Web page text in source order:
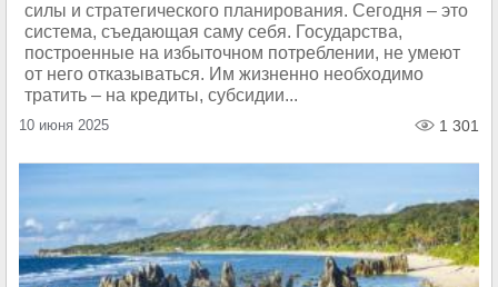
силы и стратегического планирования. Сегодня – это
система, съедающая саму себя. Государства,
построенные на избыточном потреблении, не умеют
от него отказываться. Им жизненно необходимо
тратить – на кредиты, субсидии...
10 июня 2025 1 301